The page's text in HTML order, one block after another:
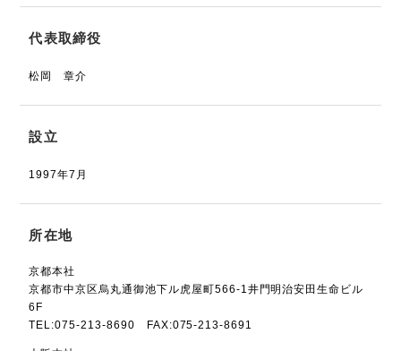
代表取締役
松岡 章介
設立
1997年7月
所在地
京都本社
京都市中京区烏丸通御池下ル虎屋町566-1井門明治安田生命ビル
6F
TEL:075-213-8690 FAX:075-213-8691